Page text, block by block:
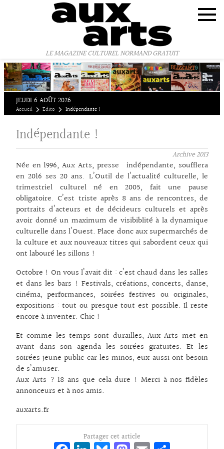
LE MAGAZINE CULTUREL NORMAND GRATUIT
JEUDI 6 AOÛT 2026
Accueil Edito Indépendante !
Indépendante !
Archive2013
Née en 1996, Aux Arts, presse indépendante, soufflera
en 2016 ses 20 ans. L’Outil de l’actualité culturelle, le
trimestriel culturel né en 2005, fait une pause
obligatoire. C’est triste après 8 ans de rencontres, de
portraits d’acteurs et de décideurs culturels et après
avoir donné un maximum de visibiblité à la dynamique
culturelle dans l’Ouest. Place donc aux supermarchés de
la culture et aux nouveaux titres qui sabordent ceux qui
ont labouré les sillons !
Octobre ! On vous l’avait dit : c’est chaud dans les salles
et dans les bars ! Festivals, créations, concerts, danse,
cinéma, performances, soirées festives ou originales,
expositions : tout ou presque tout est possible. Il reste
encore à inventer. Chic !
Et comme les temps sont durailles, Aux Arts met en
avant dans son agenda les soirées gratuites. Et les
soirées jeune public car les minos, eux aussi ont besoin
de s’amuser.
Aux Arts ? 18 ans que cela dure ! Merci à nos fidèles
annonceurs et à nos amis.
auxarts.fr
Partager cet article
Panneau de gestion des cookies